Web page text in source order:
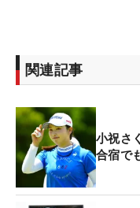
関連記事
小祝さ
合宿で